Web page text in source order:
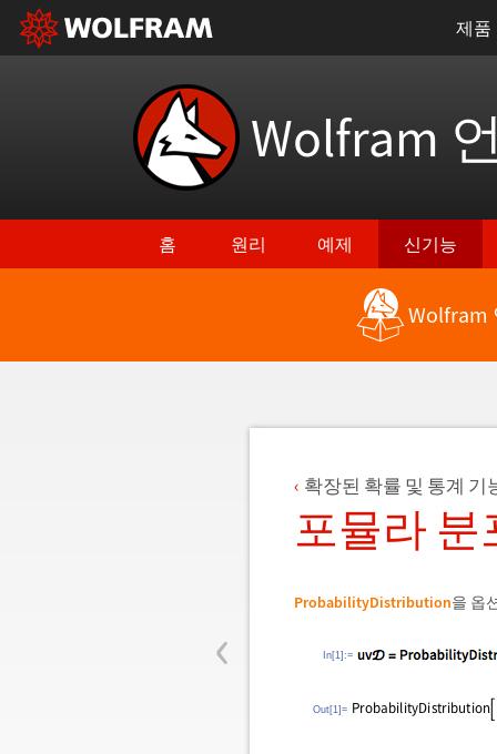
제품
Wolfram
홈 원리 예제 신기능
Wolfram
‹
확장된 확률 및 통계 기
포뮬라
ProbabilityDistribution을 옵
In[1]:=
Out[1]=